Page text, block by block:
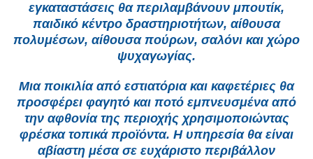
εγκαταστάσεις θα περιλαμβάνουν μπουτίκ,
παιδικό κέντρο δραστηριοτήτων, αίθουσα
πολυμέσων, αίθουσα πούρων, σαλόνι και χώρο
ψυχαγωγίας.
Μια ποικιλία από εστιατόρια και καφετέριες θα
προσφέρει φαγητό και ποτό εμπνευσμένα από
την αφθονία της περιοχής χρησιμοποιώντας
φρέσκα τοπικά προϊόντα. Η υπηρεσία θα είναι
αβίαστη μέσα σε ευχάριστο περιβάλλον